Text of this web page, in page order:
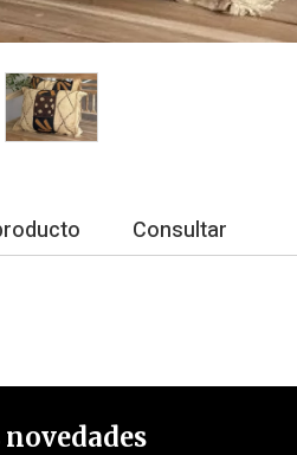
Consultar